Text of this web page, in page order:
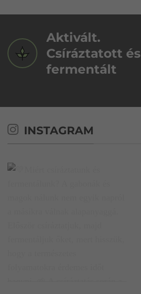
Aktivált.
Csíráztatott és
fermentált
INSTAGRAM